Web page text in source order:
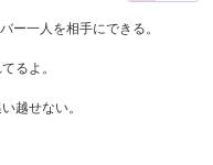
ー一人を相手にできる。
るよ。
越せない。